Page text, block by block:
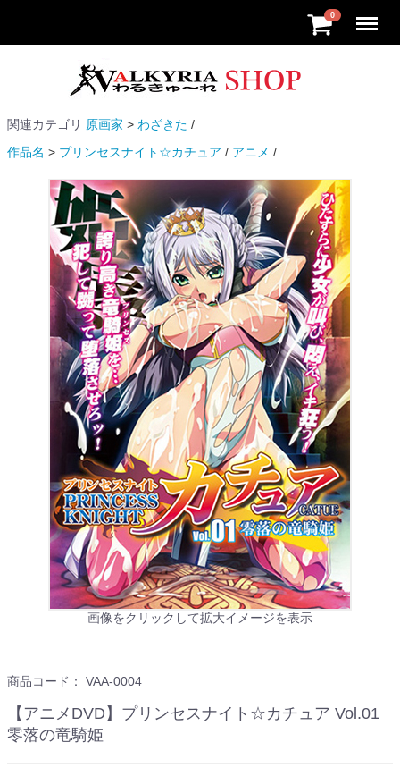
0
関連カテゴリ 原画家
わざきた
作品名
プリンセスナイト☆カチュア アニメ
画像をクリックして拡大イメージを表示
商品コード： VAA-0004
【アニメDVD】プリンセスナイト☆カチュア Vol.01
零落の竜騎姫